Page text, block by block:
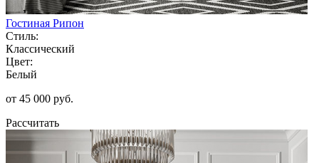
Гостиная Рипон
Стиль:
Классический
Цвет:
Белый
от 45 000 руб.
Рассчитать